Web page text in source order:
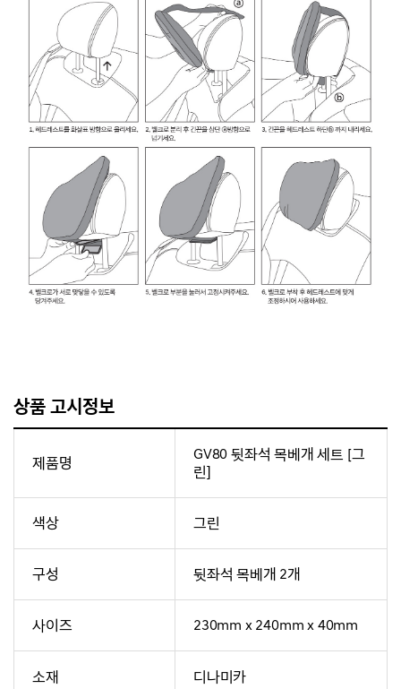
상품 고시정보
제품명
GV80 뒷좌석 목베개 세트 [그
린]
색상 그린
구성 뒷좌석 목베개 2개
사이즈 230mm x 240mm x 40mm
소재 디나미카